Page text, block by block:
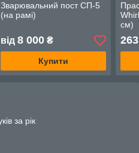
Зварювальний пост СП-5
(на рамі)
від 8 000₴
Купити
см)
за рік